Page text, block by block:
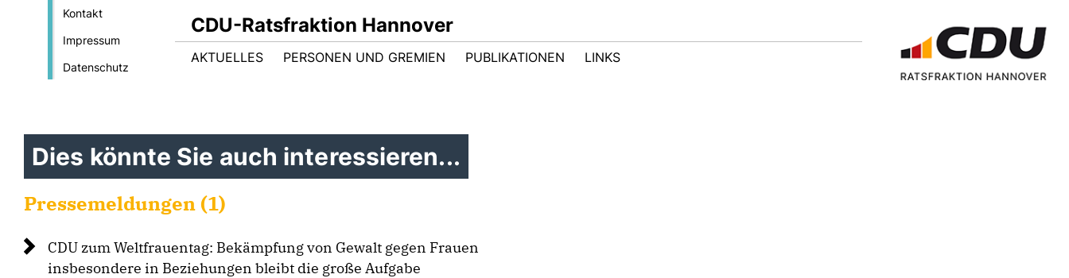
Kontakt
Impressum
Datenschutz
CDU-Ratsfraktion Hannover
AKTUELLES PERSONEN UND GREMIEN PUBLIKATIONEN LINKS
Dies könnte Sie auch interessieren...
Pressemeldungen (1)
CDU zum Weltfrauentag: Bekämpfung von Gewalt gegen Frauen
insbesondere in Beziehungen bleibt die große Aufgabe